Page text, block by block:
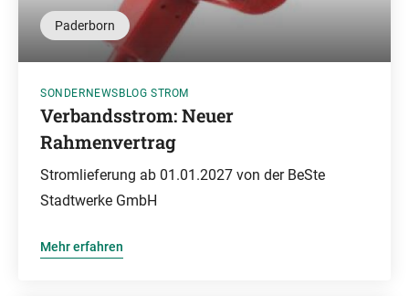
Paderborn
SONDERNEWSBLOG STROM
Verbandsstrom: Neuer
Rahmenvertrag
Stromlieferung ab 01.01.2027 von der BeSte
Stadtwerke GmbH
Mehr erfahren